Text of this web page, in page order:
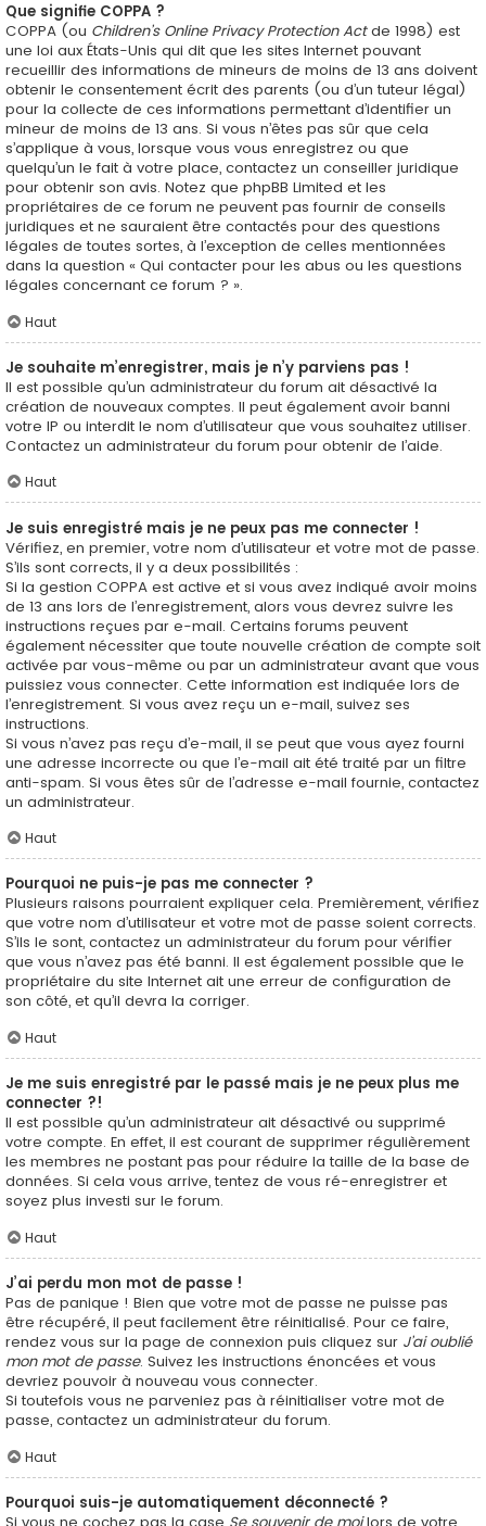
Que signifie COPPA ?
COPPA (ou Children’s Online Privacy Protection Actde 1998) est
une loi aux États-Unis qui dit que les sites Internet pouvant
recueillir des informations de mineurs de moins de 13 ans doivent
obtenir le consentement écrit des parents (ou d’un tuteur légal)
pour la collecte de ces informations permettant d’identifier un
mineur de moins de 13 ans. Si vous n’êtes pas sûr que cela
s’applique à vous, lorsque vous vous enregistrez ou que
quelqu’un le fait à votre place, contactez un conseiller juridique
pour obtenir son avis. Notez que phpBB Limited et les
propriétaires de ce forum ne peuvent pas fournir de conseils
juridiques et ne sauraient être contactés pour des questions
légales de toutes sortes, à l’exception de celles mentionnées
dans la question « Qui contacter pour les abus ou les questions
légales concernant ce forum ? ».
Haut
Je souhaite m’enregistrer, mais je n’y parviens pas !
Il est possible qu’un administrateur du forum ait désactivé la
création de nouveaux comptes. Il peut également avoir banni
votre IP ou interdit le nom d’utilisateur que vous souhaitez utiliser.
Contactez un administrateur du forum pour obtenir de l’aide.
Haut
Je suis enregistré mais je ne peux pas me connecter !
Vérifiez, en premier, votre nom d’utilisateur et votre mot de passe.
S’ils sont corrects, il y a deux possibilités :
Si la gestion COPPA est active et si vous avez indiqué avoir moins
de 13 ans lors de l’enregistrement, alors vous devrez suivre les
instructions reçues par e-mail. Certains forums peuvent
également nécessiter que toute nouvelle création de compte soit
activée par vous-même ou par un administrateur avant que vous
puissiez vous connecter. Cette information est indiquée lors de
l’enregistrement. Si vous avez reçu un e-mail, suivez ses
instructions.
Si vous n’avez pas reçu d’e-mail, il se peut que vous ayez fourni
une adresse incorrecte ou que l’e-mail ait été traité par un filtre
anti-spam. Si vous êtes sûr de l’adresse e-mail fournie, contactez
un administrateur.
Haut
Pourquoi ne puis-je pas me connecter ?
Plusieurs raisons pourraient expliquer cela. Premièrement, vérifiez
que votre nom d’utilisateur et votre mot de passe soient corrects.
S’ils le sont, contactez un administrateur du forum pour vérifier
que vous n’avez pas été banni. Il est également possible que le
propriétaire du site Internet ait une erreur de configuration de
son côté, et qu’il devra la corriger.
Haut
Je me suis enregistré par le passé mais je ne peux plus me
connecter ?!
Il est possible qu’un administrateur ait désactivé ou supprimé
votre compte. En effet, il est courant de supprimer régulièrement
les membres ne postant pas pour réduire la taille de la base de
données. Si cela vous arrive, tentez de vous ré-enregistrer et
soyez plus investi sur le forum.
Haut
J’ai perdu mon mot de passe !
Pas de panique ! Bien que votre mot de passe ne puisse pas
être récupéré, il peut facilement être réinitialisé. Pour ce faire,
rendez vous sur la page de connexion puis cliquez sur J’ai oublié
mon mot de passe. Suivez les instructions énoncées et vous
devriez pouvoir à nouveau vous connecter.
Si toutefois vous ne parveniez pas à réinitialiser votre mot de
passe, contactez un administrateur du forum.
Haut
Pourquoi suis-je automatiquement déconnecté ?